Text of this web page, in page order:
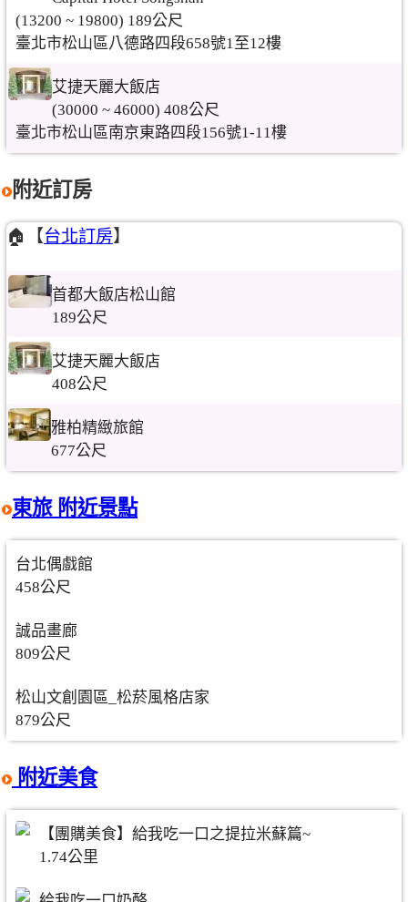
(13200 ~ 19800) 189公尺
臺北市松山區八德路四段658號1至12樓
艾捷天麗大飯店
(30000 ~ 46000) 408公尺
臺北市松山區南京東路四段156號1-11樓
附近訂房
🏠【台北訂房】
首都大飯店松山館
189公尺
艾捷天麗大飯店
408公尺
雅柏精緻旅館
677公尺
東旅 附近景點
台北偶戲館
458公尺
誠品畫廊
809公尺
松山文創園區_松菸風格店家
879公尺
附近美食
【團購美食】給我吃一口之提拉米蘇篇~
1.74公里